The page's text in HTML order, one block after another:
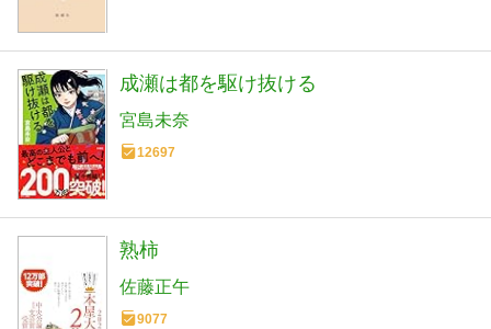
成瀬は都を駆け抜ける
宮島未奈
12697
熟柿
佐藤正午
9077